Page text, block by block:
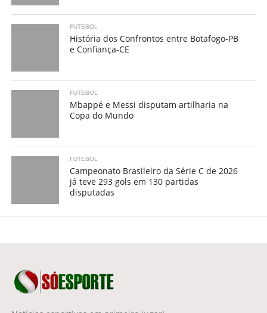
FUTEBOL
História dos Confrontos entre Botafogo-PB
e Confiança-CE
FUTEBOL
Mbappé e Messi disputam artilharia na
Copa do Mundo
FUTEBOL
Campeonato Brasileiro da Série C de 2026
já teve 293 gols em 130 partidas
disputadas